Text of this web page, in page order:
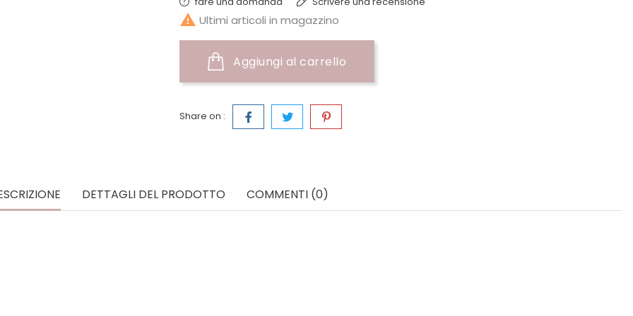
 Ultimi articoli in magazzino
Aggiungi al carrello
Share on :
DETTAGLI DEL PRODOTTO COMMENTI (0)